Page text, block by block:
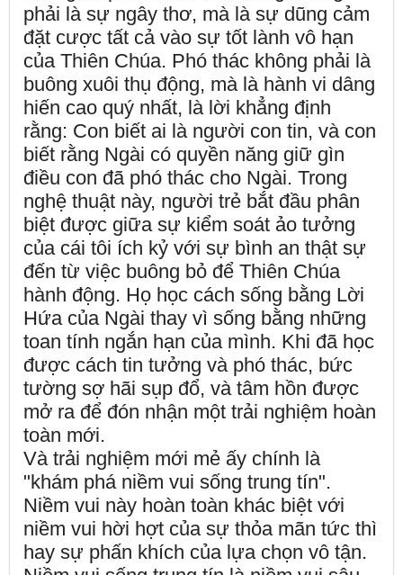
phải là sự ngây thơ, mà là sự dũng cảm
đặt cược tất cả vào sự tốt lành vô hạn
của Thiên Chúa. Phó thác không phải là
buông xuôi thụ động, mà là hành vi dâng
hiến cao quý nhất, là lời khẳng định
rằng: Con biết ai là người con tin, và con
biết rằng Ngài có quyền năng giữ gìn
điều con đã phó thác cho Ngài. Trong
nghệ thuật này, người trẻ bắt đầu phân
biệt được giữa sự kiểm soát ảo tưởng
của cái tôi ích kỷ với sự bình an thật sự
đến từ việc buông bỏ để Thiên Chúa
hành động. Họ học cách sống bằng Lời
Hứa của Ngài thay vì sống bằng những
toan tính ngắn hạn của mình. Khi đã học
được cách tin tưởng và phó thác, bức
tường sợ hãi sụp đổ, và tâm hồn được
mở ra để đón nhận một trải nghiệm hoàn
toàn mới.
Và trải nghiệm mới mẻ ấy chính là
"khám phá niềm vui sống trung tín".
Niềm vui này hoàn toàn khác biệt với
niềm vui hời hợt của sự thỏa mãn tức thì
hay sự phấn khích của lựa chọn vô tận.